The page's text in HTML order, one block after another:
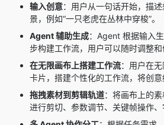
输入创意：用户从一句话开始，描
景，例如“一只老虎在丛林中穿梭”。
Agent 辅助生成：Agent 根据输入
步构建工作流，用户可以随时调整和
在无限画布上搭建工作流：用户在
卡片，搭建个性化的工作流，将创意
拖拽素材到剪辑轨道：将画布上的素
进行剪切、参数调节、关键帧操作、